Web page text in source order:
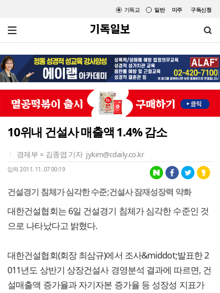
미주 구독신청
일반
기독교
10위내 건설사 매출액 1.4% 감소
경제부 = 김종엽 기자 jykim@cdaily.co.kr
입력 2011. 11. 07 00:19
건설경기 침체가 심각한 수준;건설사 잠재성장력 약화
대한건설협회는 6일 건설경기 침체가 심각한 수준인 것
으로 나타났다고 밝혔다.
대한건설협회(회장 최삼규)에서 조사&middot;발표한 2
011년도 상반기 상장건설사 경영분석 결과에 따르면, 건
설매출액 증가율과 자기자본 증가율 등 성장성 지표가